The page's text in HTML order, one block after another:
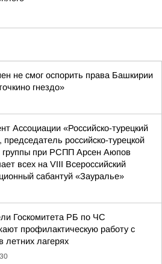
не смог оспорить права Башкирии
гнездо»
Ассоциации «Российско-турецкий
председатель российско-турецкой
группы при РСПП Арсен Аюпов
всех на VIII Всероссийский
сабантуй «Зауралье»
Госкомитета РБ по ЧС
профилактическую работу с
летних лагерях